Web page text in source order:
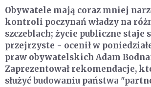
Obywatele mają coraz mniej
kontroli poczynań władzy na
szczeblach; życie publiczne staje
przejrzyste - ocenił w
praw obywatelskich Adam
Zaprezentował rekomendacje,
służyć budowaniu państwa